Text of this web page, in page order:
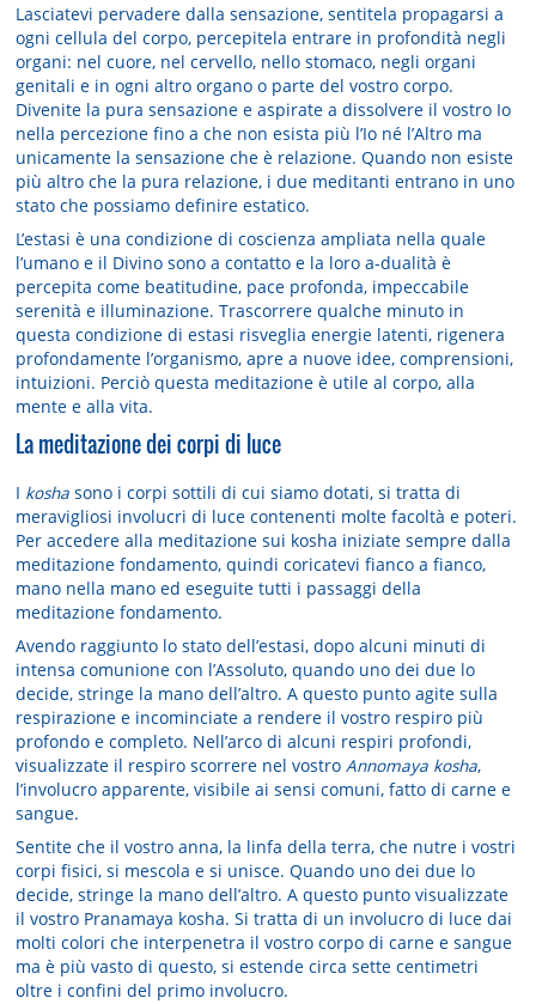
Lasciatevi pervadere dalla sensazione, sentitela propagarsi a
ogni cel­lula del corpo, percepitela entrare in profondità negli
organi: nel cuore, nel cervello, nello stomaco, negli organi
genitali e in ogni altro organo o parte del vostro corpo.
Divenite la pura sensazione e aspirate a dissolvere il vostro Io
nella per­cezione fino a che non esista più l’Io né l’Altro ma
unicamente la sensa­zione che è relazione. Quando non esiste
più altro che la pura relazione, i due meditanti en­trano in uno
stato che possiamo definire estatico.
L’estasi è una condizio­ne di coscienza ampliata nella quale
l’umano e il Divino sono a contatto e la loro a-dualità è
percepita come beatitudine, pace profonda, impecca­bile
serenità e illuminazione. Trascorrere qualche minuto in
questa condizione di estasi risveglia energie latenti, rigenera
profondamente l’organismo, apre a nuove idee, comprensioni,
intuizioni. Perciò questa meditazione è utile al corpo, al­la
mente e alla vita.
La meditazione dei corpi di luce
I kosha sono i corpi sottili di cui siamo dotati, si tratta di
meravigliosi involucri di luce contenenti molte facoltà e poteri.
Per accedere alla meditazione sui kosha iniziate sempre dalla
medita­zione fondamento, quindi coricatevi fianco a fianco,
mano nella mano ed eseguite tutti i passaggi della
meditazione fondamento.
Avendo raggiunto lo stato dell’estasi, dopo alcuni minuti di
intensa co­munione con l’Assoluto, quando uno dei due lo
decide, stringe la mano dell’altro. A questo punto agite sulla
respirazione e incominciate a rende­re il vostro respiro più
profondo e completo. Nell’arco di alcuni respiri profondi,
visualizzate il respiro scorre­re nel vostroAnnomaya kosha,
l’involucro apparente, visibile ai sensi comuni, fatto di carne e
sangue.
Sentite che il vostro anna, la linfa della terra, che nutre i vostri
corpi fisici, si mescola e si unisce. Quando uno dei due lo
decide, stringe la mano dell’altro. A questo punto visualizzate
il vostro Pranamaya kosha. Si tratta di un involucro di luce dai
molti colori che interpenetra il vostro cor­po di carne e sangue
ma è più vasto di questo, si estende circa sette centimetri
oltre i confini del primo involucro.